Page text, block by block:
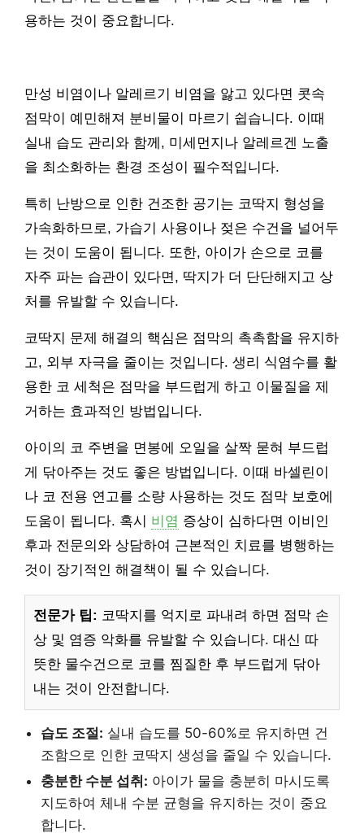
용하는 것이 중요합니다.
만성 비염이나 알레르기 비염을 앓고 있다면 콧속
점막이 예민해져 분비물이 마르기 쉽습니다. 이때
실내 습도 관리와 함께, 미세먼지나 알레르겐 노출
을 최소화하는 환경 조성이 필수적입니다.
특히 난방으로 인한 건조한 공기는 코딱지 형성을
가속화하므로, 가습기 사용이나 젖은 수건을 널어두
는 것이 도움이 됩니다. 또한, 아이가 손으로 코를
자주 파는 습관이 있다면, 딱지가 더 단단해지고 상
처를 유발할 수 있습니다.
코딱지 문제 해결의 핵심은 점막의 촉촉함을 유지하
고, 외부 자극을 줄이는 것입니다. 생리 식염수를 활
용한 코 세척은 점막을 부드럽게 하고 이물질을 제
거하는 효과적인 방법입니다.
아이의 코 주변을 면봉에 오일을 살짝 묻혀 부드럽
게 닦아주는 것도 좋은 방법입니다. 이때 바셀린이
나 코 전용 연고를 소량 사용하는 것도 점막 보호에
도움이 됩니다. 혹시 비염 증상이 심하다면 이비인
후과 전문의와 상담하여 근본적인 치료를 병행하는
것이 장기적인 해결책이 될 수 있습니다.
전문가 팁: 코딱지를 억지로 파내려 하면 점막 손
상 및 염증 악화를 유발할 수 있습니다. 대신 따
뜻한 물수건으로 코를 찜질한 후 부드럽게 닦아
내는 것이 안전합니다.
습도 조절: 실내 습도를 50-60%로 유지하면 건
조함으로 인한 코딱지 생성을 줄일 수 있습니다.
충분한 수분 섭취: 아이가 물을 충분히 마시도록
지도하여 체내 수분 균형을 유지하는 것이 중요
합니다.